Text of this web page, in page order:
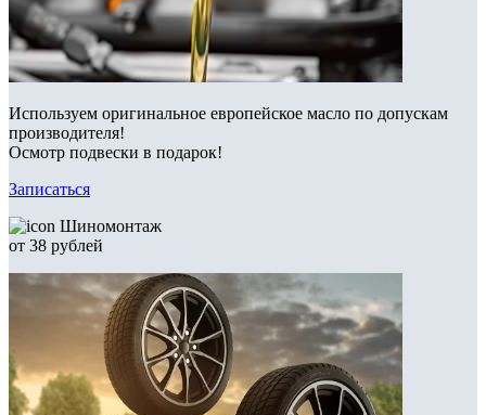
Используем оригинальное европейское масло по допускам
производителя!
Осмотр подвески в подарок!
Записаться
Шиномонтаж
от 38 рублей